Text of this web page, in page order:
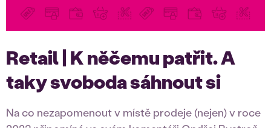
Retail | K něčemu patřit. A
taky svoboda sáhnout si
Na co nezapomenout v místě prodeje (nejen) v roce